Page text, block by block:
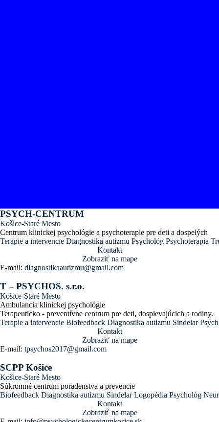
PSYCH-CENTRUM
Košice-Staré Mesto
Centrum klinickej psychológie a psychoterapie pre deti a dospelých
Terapie a intervencie Diagnostika autizmu Psychológ Psychoterapia
Kontakt
Zobraziť na mape
E-mail: diagnostikaautizmu@gmail.com
T – PSYCHOS. s.r.o.
Košice-Staré Mesto
Ambulancia klinickej psychológie
Terapeuticko - preventívne centrum pre deti, dospievajúcich a rodiny.
Terapie a intervencie Biofeedback Diagnostika autizmu Sindelar
Kontakt
Zobraziť na mape
E-mail: tpsychos2017@gmail.com
SCPP Košice
Košice-Staré Mesto
Súkromné centrum poradenstva a prevencie
Biofeedback Diagnostika autizmu Sindelar Logopédia Psychológ
Kontakt
Zobraziť na mape